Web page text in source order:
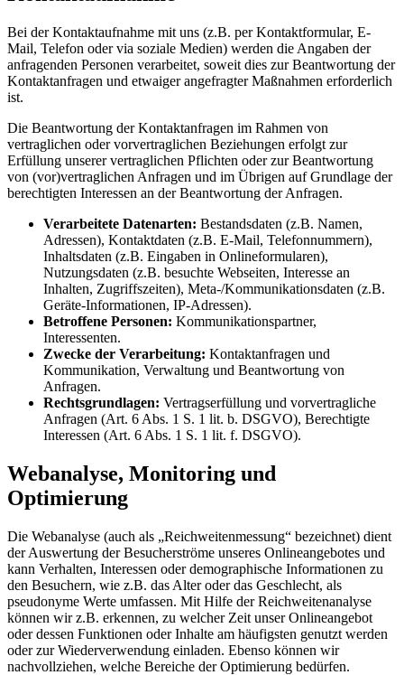
Bei der Kontaktaufnahme mit uns (z.B. per Kontaktformular, E-
Mail, Telefon oder via soziale Medien) werden die Angaben der
anfragenden Personen verarbeitet, soweit dies zur Beantwortung der
Kontaktanfragen und etwaiger angefragter Maßnahmen erforderlich
ist.
Die Beantwortung der Kontaktanfragen im Rahmen von
vertraglichen oder vorvertraglichen Beziehungen erfolgt zur
Erfüllung unserer vertraglichen Pflichten oder zur Beantwortung
von (vor)vertraglichen Anfragen und im Übrigen auf Grundlage der
berechtigten Interessen an der Beantwortung der Anfragen.
Verarbeitete Datenarten: Bestandsdaten (z.B. Namen,
Adressen), Kontaktdaten (z.B. E-Mail, Telefonnummern),
Inhaltsdaten (z.B. Eingaben in Onlineformularen),
Nutzungsdaten (z.B. besuchte Webseiten, Interesse an
Inhalten, Zugriffszeiten), Meta-/Kommunikationsdaten (z.B.
Geräte-Informationen, IP-Adressen).
Betroffene Personen: Kommunikationspartner,
Interessenten.
Zwecke der Verarbeitung: Kontaktanfragen und
Kommunikation, Verwaltung und Beantwortung von
Anfragen.
Rechtsgrundlagen: Vertragserfüllung und vorvertragliche
Anfragen (Art. 6 Abs. 1 S. 1 lit. b. DSGVO), Berechtigte
Interessen (Art. 6 Abs. 1 S. 1 lit. f. DSGVO).
Webanalyse, Monitoring und
Optimierung
Die Webanalyse (auch als „Reichweitenmessung“ bezeichnet) dient
der Auswertung der Besucherströme unseres Onlineangebotes und
kann Verhalten, Interessen oder demographische Informationen zu
den Besuchern, wie z.B. das Alter oder das Geschlecht, als
pseudonyme Werte umfassen. Mit Hilfe der Reichweitenanalyse
können wir z.B. erkennen, zu welcher Zeit unser Onlineangebot
oder dessen Funktionen oder Inhalte am häufigsten genutzt werden
oder zur Wiederverwendung einladen. Ebenso können wir
nachvollziehen, welche Bereiche der Optimierung bedürfen.